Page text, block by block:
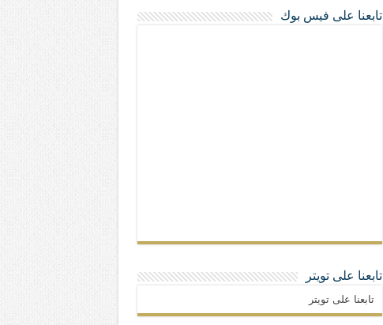
تابعنا على فيس بوك
تابعنا على تويتر
تابعنا على تويتر